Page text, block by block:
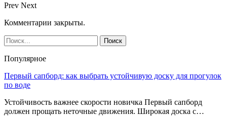
Prev Next
Комментарии закрыты.
Популярное
Первый сапборд: как выбрать устойчивую доску для прогулок
по воде
Устойчивость важнее скорости новичка Первый сапборд
должен прощать неточные движения. Широкая доска с…